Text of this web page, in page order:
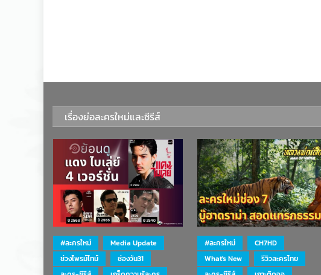
เรื่องย่อละครใหม่และซีรีส์
#ละครใหม่
Media Update
ช่วงไพรม์ไทม์
ช่องวัน31
#ละครใหม่
CH7HD
What's New
รีวิวละครไทย